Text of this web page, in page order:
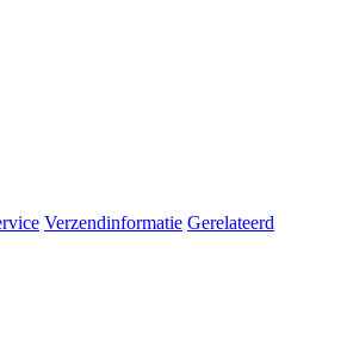
Verzendinformatie Gerelateerd